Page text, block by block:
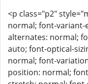
<p class="p2"
normal; font-variant-
alternates: normal;
auto; font-optical-
normal; font-
position: normal;